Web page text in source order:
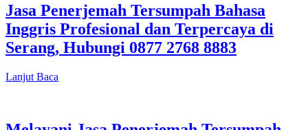
Jasa Penerjemah Tersumpah Bahasa
Inggris Profesional dan Terpercaya di
Serang, Hubungi 0877 2768 8883
Lanjut Baca